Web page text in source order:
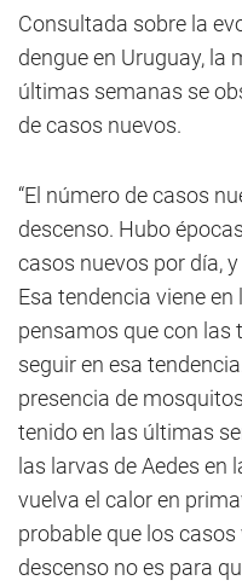
Consultada sobre la
dengue en Uruguay, la
últimas semanas se
de casos nuevos.
“El número de casos
descenso. Hubo
casos nuevos por día,
Esa tendencia viene
pensamos que con
seguir en esa
presencia de
tenido en las últimas
las larvas de Aedes
vuelva el calor en
probable que los
descenso no es para